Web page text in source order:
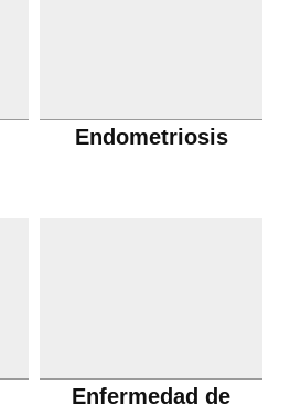
Endometriosis
Enfermedad de